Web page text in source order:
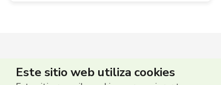
Este sitio web utiliza cookies